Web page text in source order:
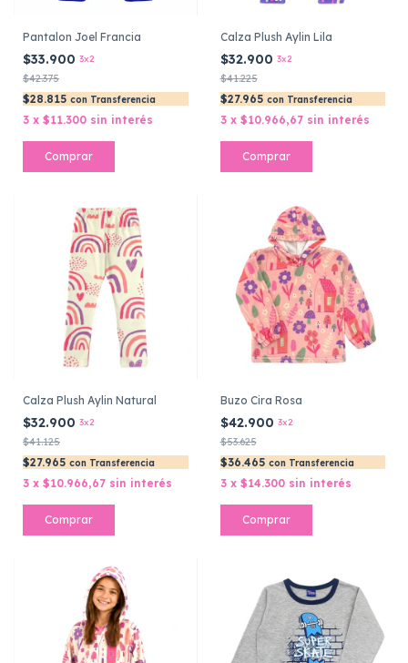
Pantalon Joel Francia
$33.900 3x2
$42.375
$28.815 con Transferencia
3 x $11.300 sin interés
Comprar
Calza Plush Aylin Lila
$32.900 3x2
$41.225
$27.965 con Transferencia
3 x $10.966,67 sin interés
Comprar
Calza Plush Aylin Natural
$32.900 3x2
$41.125
$27.965 con Transferencia
3 x $10.966,67 sin interés
Comprar
Buzo Cira Rosa
$42.900 3x2
$53.625
$36.465 con Transferencia
3 x $14.300 sin interés
Comprar